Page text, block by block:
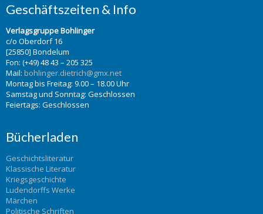
Geschäftszeiten & Info
Verlagsgruppe Bohlinger
c/o Oberdorf 16
[25850] Bondelum
Fon: (+49) 48 43 – 205 325
Mail: bohlinger.dietrich@gmx.net
Montag bis Freitag: 9.00 – 18.00 Uhr
Samstag und Sonntag: Geschlossen
Feiertags: Geschlossen
Bücherladen
Geschichtsliteratur
Klassische Literatur
Kriegsgeschichte
Ludendorffs Werke
Märchen
Politische Schriften